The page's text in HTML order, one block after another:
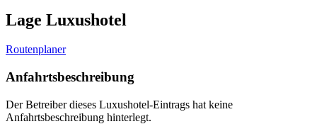
Lage Luxushotel
Routenplaner
Anfahrtsbeschreibung
Der Betreiber dieses Luxushotel-Eintrags hat keine
Anfahrtsbeschreibung hinterlegt.